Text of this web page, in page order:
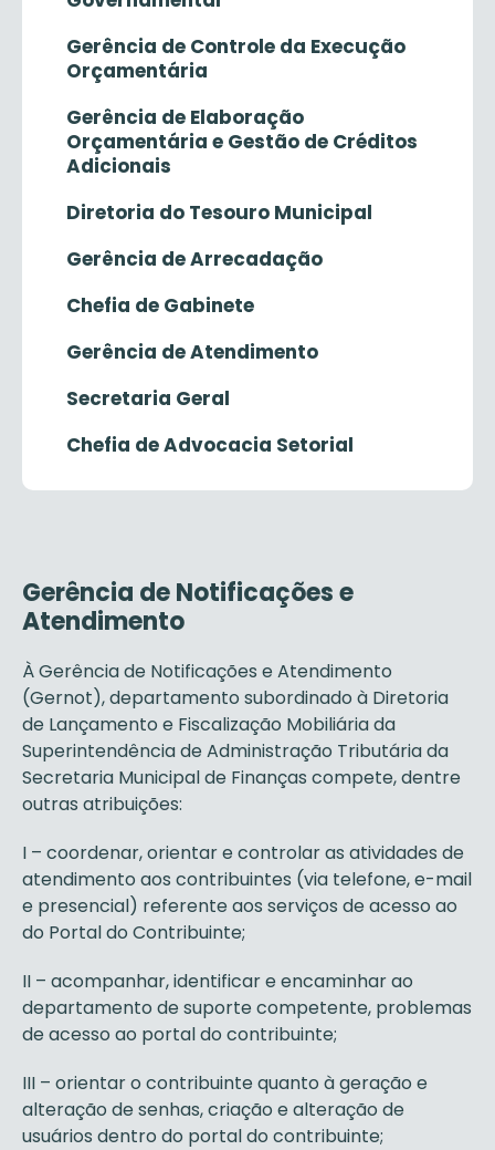
Gerência de Controle da Execução
Orçamentária
Gerência de Elaboração
Orçamentária e Gestão de Créditos
Adicionais
Diretoria do Tesouro Municipal
Gerência de Arrecadação
Chefia de Gabinete
Gerência de Atendimento
Secretaria Geral
Chefia de Advocacia Setorial
Gerência de Notificações e
Atendimento
À Gerência de Notificações e Atendimento
(Gernot), departamento subordinado à Diretoria
de Lançamento e Fiscalização Mobiliária da
Superintendência de Administração Tributária da
Secretaria Municipal de Finanças compete, dentre
outras atribuições:
I – coordenar, orientar e controlar as atividades de
atendimento aos contribuintes (via telefone, e-mail
e presencial) referente aos serviços de acesso ao
do Portal do Contribuinte;
II – acompanhar, identificar e encaminhar ao
departamento de suporte competente, problemas
de acesso ao portal do contribuinte;
III – orientar o contribuinte quanto à geração e
alteração de senhas, criação e alteração de
usuários dentro do portal do contribuinte;